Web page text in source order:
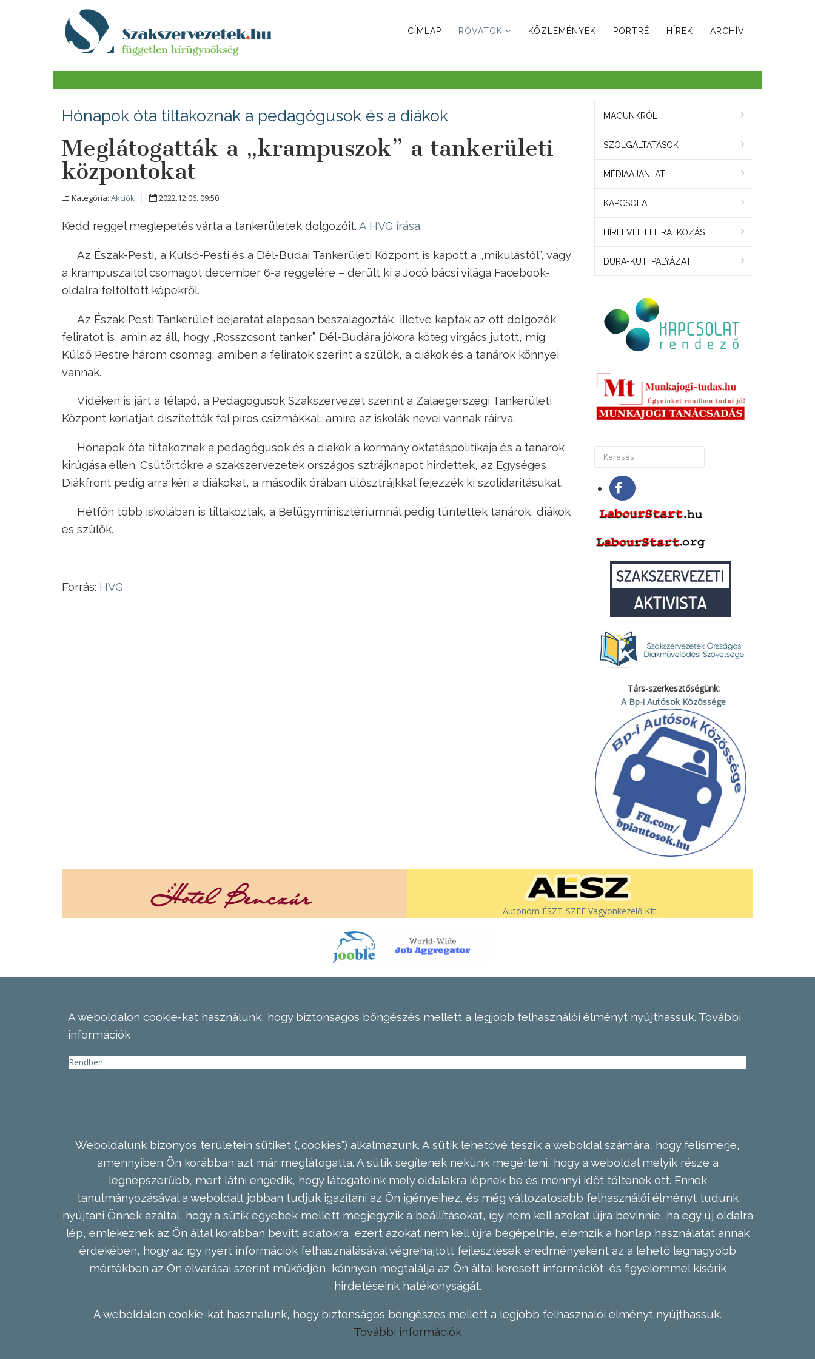
CÍMLAP ROVATOK KÖZLEMÉNYEK PORTRÉ HÍREK ARCHÍV
Hónapok óta tiltakoznak a pedagógusok és a diákok
Meglátogatták a „krampuszok” a tankerületi
központokat
Kategória: Akciók 2022.12.06. 09:50
Kedd reggel meglepetés várta a tankerületek dolgozóit. A HVG írása.
Az Észak-Pesti, a Külső-Pesti és a Dél-Budai Tankerületi Központ is kapott a „mikulástól”, vagy
a krampuszaitól csomagot december 6-a reggelére – derült ki a Jocó bácsi világa Facebook-
oldalra feltöltött képekről.
Az Észak-Pesti Tankerület bejáratát alaposan beszalagozták, illetve kaptak az ott dolgozók
feliratot is, amin az áll, hogy „Rosszcsont tanker”. Dél-Budára jókora köteg virgács jutott, míg
Külső Pestre három csomag, amiben a feliratok szerint a szülők, a diákok és a tanárok könnyei
vannak.
Vidéken is járt a télapó, a Pedagógusok Szakszervezet szerint a Zalaegerszegi Tankerületi
Központ korlátjait díszítették fel piros csizmákkal, amire az iskolák nevei vannak ráírva.
Hónapok óta tiltakoznak a pedagógusok és a diákok a kormány oktatáspolitikája és a tanárok
kirúgása ellen. Csütörtökre a szakszervezetek országos sztrájknapot hirdettek, az Egységes
Diákfront pedig arra kéri a diákokat, a második órában ülősztrájkkal fejezzék ki szolidaritásukat.
Hétfőn több iskolában is tiltakoztak, a Belügyminisztériumnál pedig tüntettek tanárok, diákok
és szülők.
Forrás: HVG
MAGUNKRÓL
SZOLGÁLTATÁSOK
MÉDIAAJÁNLAT
KAPCSOLAT
HÍRLEVÉL FELIRATKOZÁS
DURA-KUTI PÁLYÁZAT
Társ-szerkesztőségünk:
A Bp-i Autósok Közössége
Autonóm ÉSZT-SZEF Vagyonkezelő Kft.
A weboldalon cookie-kat használunk, hogy biztonságos böngészés mellett a legjobb felhasználói élményt nyújthassuk. További
információk
Rendben
Weboldalunk bizonyos területein sütiket („cookies”) alkalmazunk. A sütik lehetővé teszik a weboldal számára, hogy felismerje,
amennyiben Ön korábban azt már meglátogatta. A sütik segítenek nekünk megérteni, hogy a weboldal melyik része a
legnépszerűbb, mert látni engedik, hogy látogatóink mely oldalakra lépnek be és mennyi időt töltenek ott. Ennek
tanulmányozásával a weboldalt jobban tudjuk igazítani az Ön igényeihez, és még változatosabb felhasználói élményt tudunk
nyújtani Önnek azáltal, hogy a sütik egyebek mellett megjegyzik a beállításokat, így nem kell azokat újra bevinnie, ha egy új oldalra
lép, emlékeznek az Ön által korábban bevitt adatokra, ezért azokat nem kell újra begépelnie, elemzik a honlap használatát annak
érdekében, hogy az így nyert információk felhasználásával végrehajtott fejlesztések eredményeként az a lehető legnagyobb
mértékben az Ön elvárásai szerint működjön, könnyen megtalálja az Ön által keresett információt, és figyelemmel kísérik
hirdetéseink hatékonyságát.
A weboldalon cookie-kat használunk, hogy biztonságos böngészés mellett a legjobb felhasználói élményt nyújthassuk.
További információk